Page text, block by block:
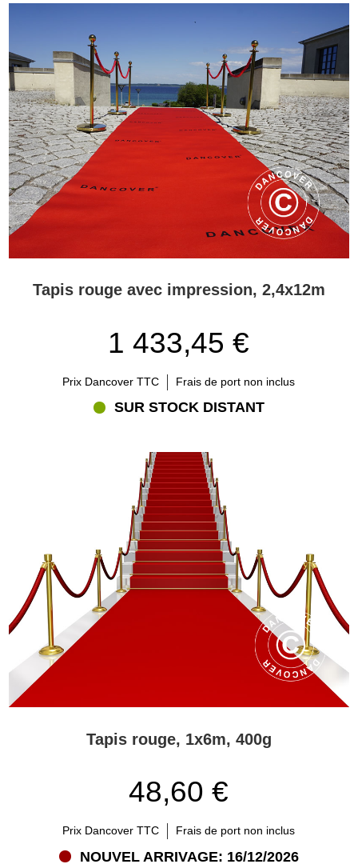
Tapis rouge avec impression, 2,4x12m
1 433,45 €
Prix Dancover TTC Frais de port non inclus
SUR STOCK DISTANT
Tapis rouge, 1x6m, 400g
48,60 €
Prix Dancover TTC Frais de port non inclus
NOUVEL ARRIVAGE: 16/12/2026